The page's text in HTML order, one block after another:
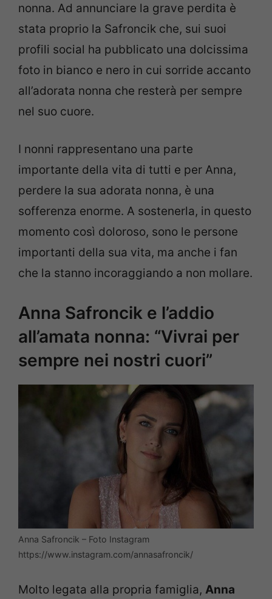
nonna. Ad annunciare la grave perdita è
stata proprio la Safroncik che, sui suoi
profili social ha pubblicato una dolcissima
foto in bianco e nero in cui sorride accanto
all’adorata nonna che resterà per sempre
nel suo cuore.
I nonni rappresentano una parte
importante della vita di tutti e per Anna,
perdere la sua adorata nonna, è una
sofferenza enorme. A sostenerla, in questo
momento così doloroso, sono le persone
importanti della sua vita, ma anche i fan
che la stanno incoraggiando a non mollare.
Anna Safroncik e l’addio
all’amata nonna: “Vivrai per
sempre nei nostri cuori”
Anna Safroncik – Foto Instagram
https://www.instagram.com/annasafroncik/
Molto legata alla propria famiglia, Anna